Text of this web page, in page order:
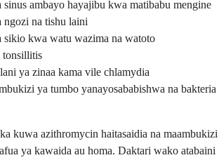
ambayo hayajibu kwa matibabu mengine
na tishu laini
sikio kwa watu wazima na watoto
tonsillitis
ya zinaa kama vile chlamydia
ya tumbo yanayosababishwa na bakteria
kuwa azithromycin haitasaidia na maambukizi
ya kawaida au homa. Daktari wako atabaini